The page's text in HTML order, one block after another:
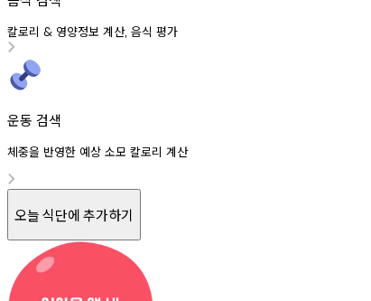
칼로리 & 영양정보 계산, 음식 평가
운동 검색
체중을 반영한 예상 소모 칼로리 계산
오늘 식단에 추가하기